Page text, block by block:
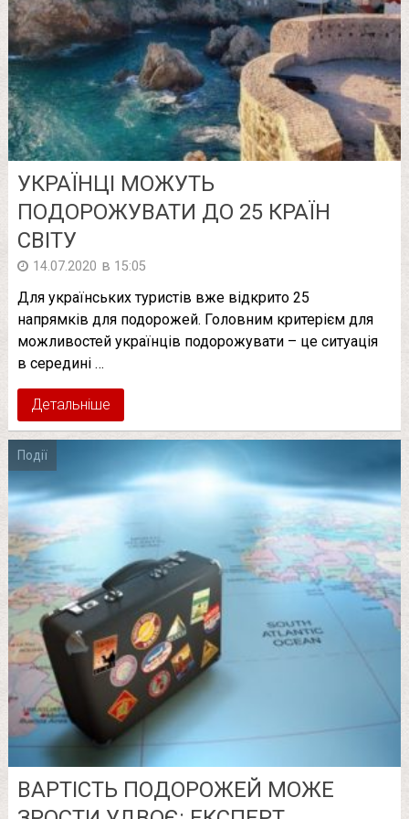
УКРАЇНЦІ МОЖУТЬ
ПОДОРОЖУВАТИ ДО 25 КРАЇН
СВІТУ
14.07.2020 в 15:05
Для українських туристів вже відкрито 25
напрямків для подорожей. Головним критерієм для
можливостей українців подорожувати – це ситуація
в середині …
Детальніше
Події
ВАРТІСТЬ ПОДОРОЖЕЙ МОЖЕ